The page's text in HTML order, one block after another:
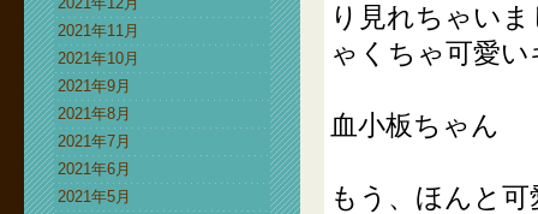
2021年11月
2021年10月
2021年9月
2021年8月
2021年7月
2021年6月
2021年5月
り見れちゃい
ゃくちゃ可愛
血小板ちゃん
もう、ほんと